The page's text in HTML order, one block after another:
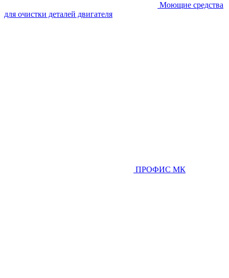
Моющие средства
для очистки деталей двигателя
ПРОФИС МК